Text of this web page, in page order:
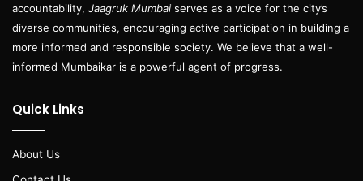
accountability, Jaagruk Mumbai serves as a voice for the city’s
diverse communities, encouraging active participation in building a
more informed and responsible society. We believe that a well-
informed Mumbaikar is a powerful agent of progress.
Quick Links
About Us